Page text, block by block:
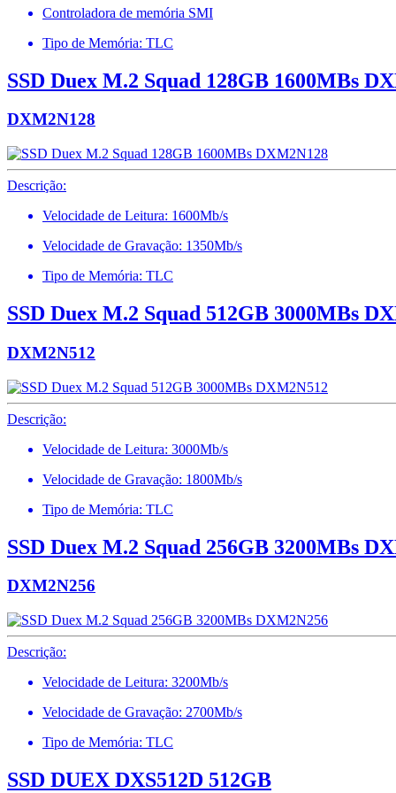
Controladora de memória SMI
Tipo de Memória: TLC
SSD Duex M.2 Squad 128GB 1600MBs
DXM2N128
Descrição:
Velocidade de Leitura: 1600Mb/s
Velocidade de Gravação: 1350Mb/s
Tipo de Memória: TLC
SSD Duex M.2 Squad 512GB 3000MBs
DXM2N512
Descrição:
Velocidade de Leitura: 3000Mb/s
Velocidade de Gravação: 1800Mb/s
Tipo de Memória: TLC
SSD Duex M.2 Squad 256GB 3200MBs
DXM2N256
Descrição:
Velocidade de Leitura: 3200Mb/s
Velocidade de Gravação: 2700Mb/s
Tipo de Memória: TLC
SSD DUEX DXS512D 512GB